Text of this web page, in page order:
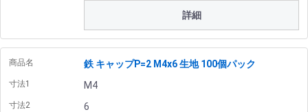
詳細
商品名 鉄 キャップP=2 M4x6 生地 100個パック
寸法1 M4
寸法2 6